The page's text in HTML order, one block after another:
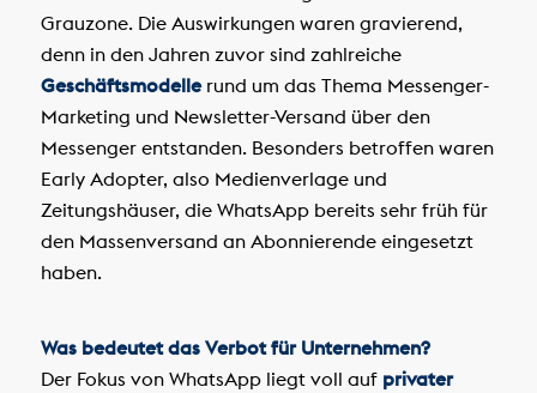
Grauzone. Die Auswirkungen waren gravierend,
denn in den Jahren zuvor sind zahlreiche
Geschäftsmodellerund um das Thema Messenger-
Marketing und Newsletter-Versand über den
Messenger entstanden. Besonders betroffen waren
Early Adopter, also Medienverlage und
Zeitungshäuser, die WhatsApp bereits sehr früh für
den Massenversand an Abonnierende eingesetzt
haben.
Was bedeutet das Verbot für Unternehmen?
Der Fokus von WhatsApp liegt voll auf privater